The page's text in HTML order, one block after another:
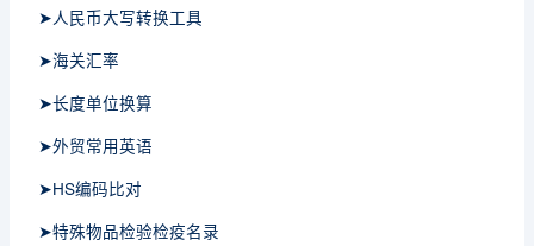
➤人民币大写转换工具
➤海关汇率
➤长度单位换算
➤外贸常用英语
➤HS编码比对
➤特殊物品检验检疫名录